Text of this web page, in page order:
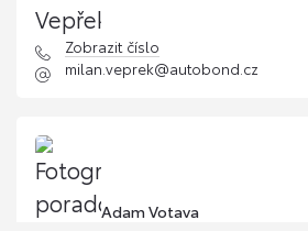
Zobrazit číslo
milan.veprek@autobond.cz
Adam Votava